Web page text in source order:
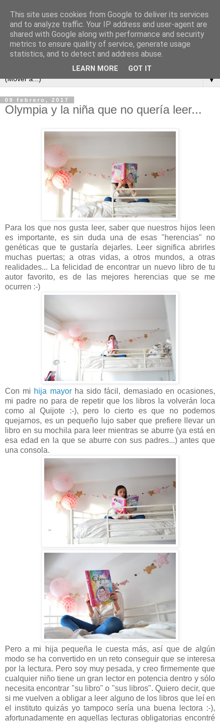
▼
09 febrero, 2017
Olympia y la niña que no quería leer...
Para los que nos gusta leer, saber que nuestros hijos leen
es importante, es sin duda una de esas "herencias" no
genéticas que te gustaría dejarles. Leer significa abrirles
muchas puertas; a otras vidas, a otros mundos, a otras
realidades... La felicidad de encontrar un nuevo libro de tu
autor favorito, es de las mejores herencias que se me
ocurren :-)
Con mi hija mayorha sido fácil, demasiado en ocasiones,
mi padre no para de repetir que los libros la volverán loca
como al Quijote :-), pero lo cierto es que no podemos
quejarnos, es un pequeño lujo saber que prefiere llevar un
libro en su mochila para leer mientras se aburre (ya está en
esa edad en la que se aburre con sus padres...) antes que
una consola.
Pero a mi hija pequeña le cuesta más, así que de algún
modo se ha convertido en un reto conseguir que se interesa
por la lectura. Pero soy muy pesada, y creo firmemente que
cualquier niño tiene un gran lector en potencia dentro y sólo
necesita encontrar "su libro" o "sus libros". Quiero decir, que
si me vuelven a obligar a leer alguno de los libros que leí en
el instituto quizás yo tampoco sería una buena lectora :-),
afortunadamente en aquellas lecturas obligatorias encontré
This site uses cookies from Google to deliver its services
and to analyze traffic. Your IP address and user-agent are
shared with Google along with performance and security
metrics to ensure quality of service, generate usage
statistics, and to detect and address abuse.
LEARN MORE GOT IT